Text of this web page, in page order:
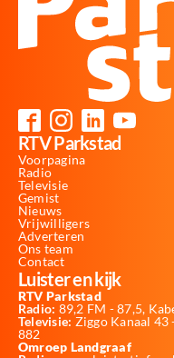
RTV Parkstad
Voorpagina
Radio
Televisie
Gemist
Nieuws
Vrijwilligers
Adverteren
Ons team
Contact
Luister en kijk
RTV Parkstad
Radio: 89,2 FM - 87,5,
Televisie: Ziggo Kanaal 43
882
Omroep Landgraaf